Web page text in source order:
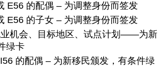
E56 的配偶 – 为调整身份而签发
E56 的子女 – 为调整身份而签发
机会、目标地区、试点计划——为新
绿卡
的配偶 – 为新移民颁发，有条件绿